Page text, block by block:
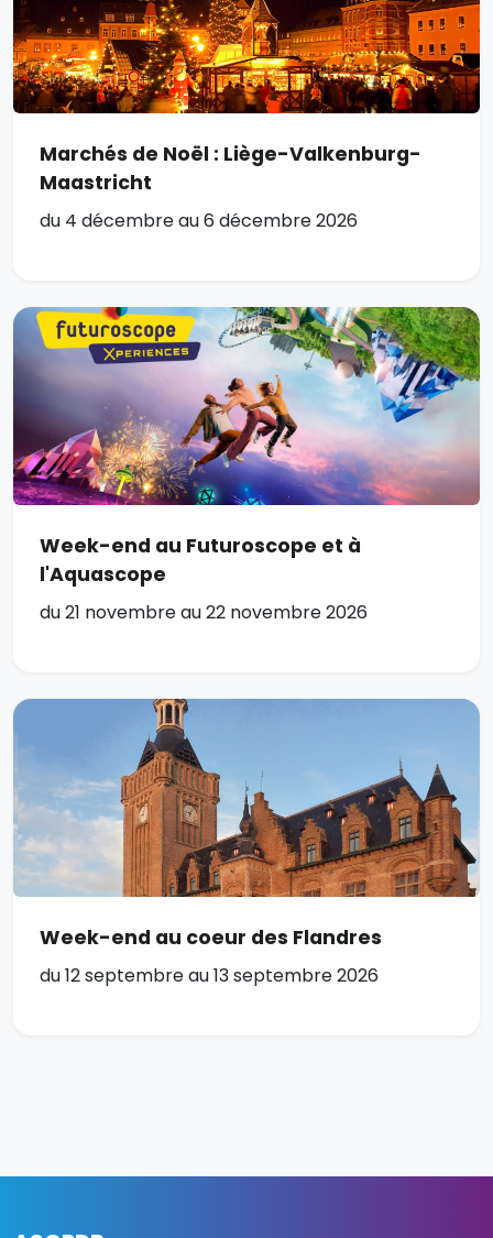
Marchés de Noël : Liège-Valkenburg-
Maastricht
du 4 décembre au 6 décembre 2026
Week-end au Futuroscope et à
l'Aquascope
du 21 novembre au 22 novembre 2026
Week-end au coeur des Flandres
du 12 septembre au 13 septembre 2026